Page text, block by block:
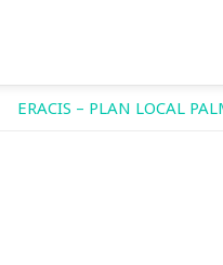
ERACIS – PLAN LOCAL